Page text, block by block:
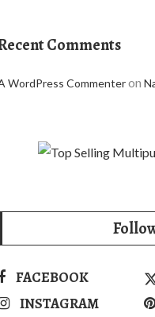
Comments
WordPress Commenteron
FACEBOOK
INSTAGRAM